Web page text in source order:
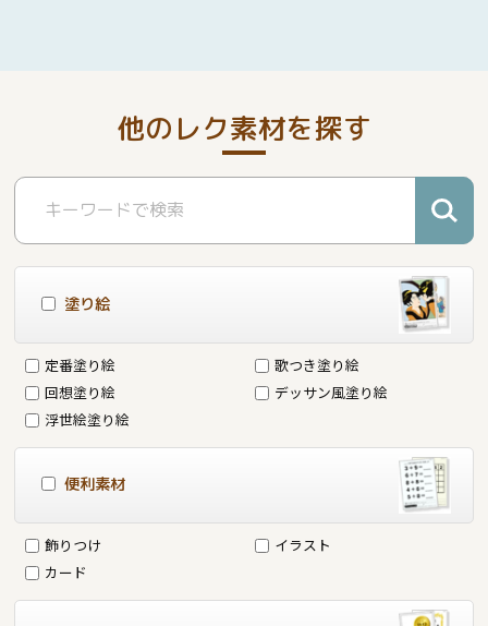
他のレク素材を探す
塗り絵
定番塗り絵
歌つき塗り絵
回想塗り絵
デッサン風塗り絵
浮世絵塗り絵
便利素材
飾りつけ
イラスト
カード